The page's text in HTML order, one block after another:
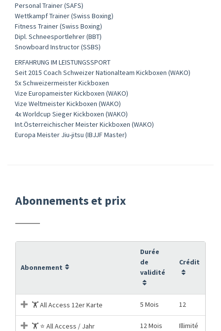
Personal Trainer (SAFS)
Wettkampf Trainer (Swiss Boxing)
Fitness Trainer (Swiss Boxing)
Dipl. Schneesportlehrer (BBT)
Snowboard Instructor (SSBS)
ERFAHRUNG IM LEISTUNGSSPORT
Seit 2015 Coach Schweizer Nationalteam Kickboxen (WAKO)
5x Schweizermeister Kickboxen
Vize Europameister Kickboxen (WAKO)
Vize Weltmeister Kickboxen (WAKO)
4x Worldcup Sieger Kickboxen (WAKO)
Int.Österreichischer Meister Kickboxen (WAKO)
Europa Meister Jiu-jitsu (IBJJF Master)
Abonnements et prix
Abonnement
Durée
de
validité
Crédit
🏋️ All Access 12er Karte 5 Mois 12
🏋️ ⭐ All Access / Jahr 12 Mois Illimité